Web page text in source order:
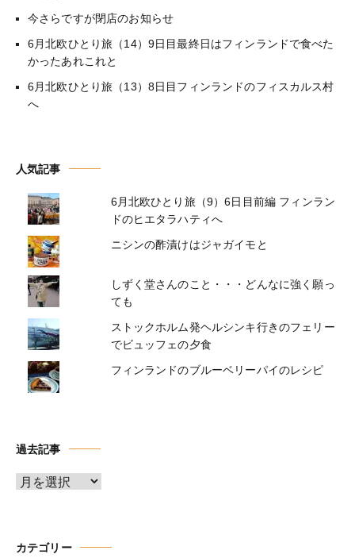
今さらですが閉店のお知らせ
6月北欧ひとり旅（14）9日目最終日はフィンランドで食べた
かったあれこれと
6月北欧ひとり旅（13）8日目フィンランドのフィスカルス村
へ
人気記事
6月北欧ひとり旅（9）6日目前編 フィンラン
ドのヒエタラハティへ
ニシンの酢漬けはジャガイモと
しずく堂さんのこと・・・どんなに強く願っ
ても
ストックホルム発ヘルシンキ行きのフェリー
でビュッフェの夕食
フィンランドのブルーベリーパイのレシピ
過去記事
ア
ブ
カテゴリー